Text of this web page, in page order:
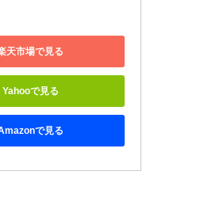
天市場で見る
Yahooで見る
で見る